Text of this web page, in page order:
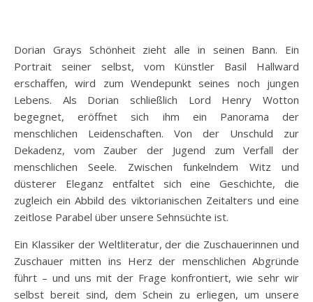
Dorian Grays Schönheit zieht alle in seinen Bann. Ein
Portrait seiner selbst, vom Künstler Basil Hallward
erschaffen, wird zum Wendepunkt seines noch jungen
Lebens. Als Dorian schließlich Lord Henry Wotton
begegnet, eröffnet sich ihm ein Panorama der
menschlichen Leidenschaften. Von der Unschuld zur
Dekadenz, vom Zauber der Jugend zum Verfall der
menschlichen Seele. Zwischen funkelndem Witz und
düsterer Eleganz entfaltet sich eine Geschichte, die
zugleich ein Abbild des viktorianischen Zeitalters und eine
zeitlose Parabel über unsere Sehnsüchte ist.
Ein Klassiker der Weltliteratur, der die Zuschauerinnen und
Zuschauer mitten ins Herz der menschlichen Abgründe
führt – und uns mit der Frage konfrontiert, wie sehr wir
selbst bereit sind, dem Schein zu erliegen, um unsere